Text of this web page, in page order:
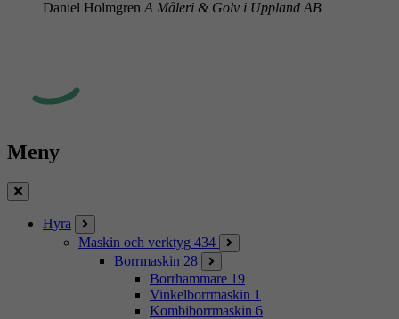
Daniel Holmgren A Måleri & Golv i Uppland AB
Meny
Stäng
Hyra
Maskin och verktyg 434
Borrmaskin 28
Borrhammare 19
Vinkelborrmaskin 1
Kombiborrmaskin 6